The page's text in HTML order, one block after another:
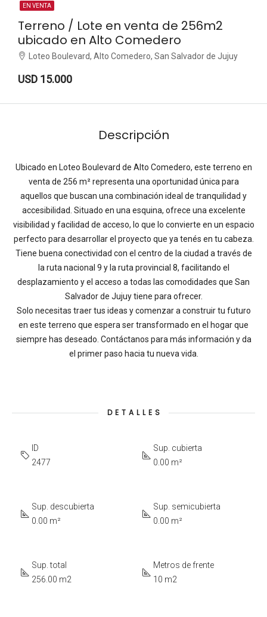
EN VENTA
Terreno / Lote en venta de 256m2
ubicado en Alto Comedero
Loteo Boulevard, Alto Comedero, San Salvador de Jujuy
USD 15.000
Descripción
Ubicado en Loteo Boulevard de Alto Comedero, este terreno en
venta de 256 m² representa una oportunidad única para
aquellos que buscan una combinación ideal de tranquilidad y
accesibilidad. Situado en una esquina, ofrece una excelente
visibilidad y facilidad de acceso, lo que lo convierte en un espacio
perfecto para desarrollar el proyecto que ya tenés en tu cabeza.
Tiene buena conectividad con el centro de la ciudad a través de
la ruta nacional 9 y la ruta provincial 8, facilitando el
desplazamiento y el acceso a todas las comodidades que San
Salvador de Jujuy tiene para ofrecer.
Solo necesitas traer tus ideas y comenzar a construir tu futuro
en este terreno que espera ser transformado en el hogar que
siempre has deseado. Contáctanos para más información y da
el primer paso hacia tu nueva vida.
DETALLES
ID
2477
Sup. cubierta
0.00 m²
Sup. descubierta
0.00 m²
Sup. semicubierta
0.00 m²
Sup. total
256.00 m2
Metros de frente
10 m2